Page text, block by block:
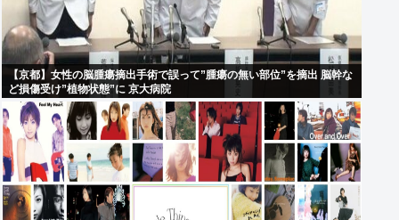
【京都】女性の脳腫瘍摘出手術で誤って”腫瘍の無い部位”を摘出 脳幹な
ど損傷受け”植物状態”に 京大病院